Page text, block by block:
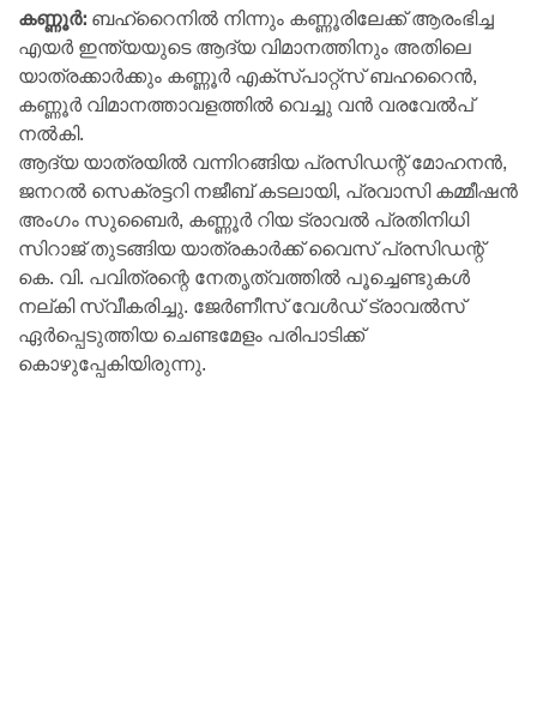
കണ്ണൂർ:ബഹ്റൈനിൽ നിന്നും കണ്ണൂരിലേക്ക് ആരംഭിച്ച
എയർ ഇന്ത്യയുടെ ആദ്യ വിമാനത്തിനും അതിലെ
യാത്രക്കാർക്കും കണ്ണൂർ എക്സ്പാറ്റ്സ് ബഹറൈൻ,
കണ്ണൂർ വിമാനത്താവളത്തിൽ വെച്ചു വൻ വരവേൽപ്
നൽകി.
ആദ്യ യാത്രയിൽ വന്നിറങ്ങിയ പ്രസിഡന്റ് മോഹനൻ,
ജനറൽ സെക്രട്ടറി നജീബ് കടലായി, പ്രവാസി കമ്മീഷൻ
അംഗം സുബൈർ, കണ്ണൂർ റിയ ട്രാവൽ പ്രതിനിധി
സിറാജ് തുടങ്ങിയ യാത്രകാർക്ക് വൈസ് പ്രസിഡന്റ്‌
കെ. വി. പവിത്രന്റെ നേതൃത്വത്തിൽ പൂച്ചെണ്ടുകൾ
നല്കി സ്വീകരിച്ചു. ജേർണീസ് വേൾഡ് ട്രാവൽസ്
ഏർപ്പെടുത്തിയ ചെണ്ടമേളം പരിപാടിക്ക്
കൊഴുപ്പേകിയിരുന്നു.